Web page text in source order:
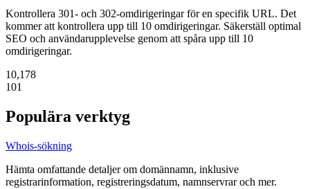
Kontrollera 301- och 302-omdirigeringar för en specifik URL. Det
kommer att kontrollera upp till 10 omdirigeringar. Säkerställ optimal
SEO och användarupplevelse genom att spåra upp till 10
omdirigeringar.
10,178
101
Populära verktyg
Whois-sökning
Hämta omfattande detaljer om domännamn, inklusive
registrarinformation, registreringsdatum, namnservrar och mer.